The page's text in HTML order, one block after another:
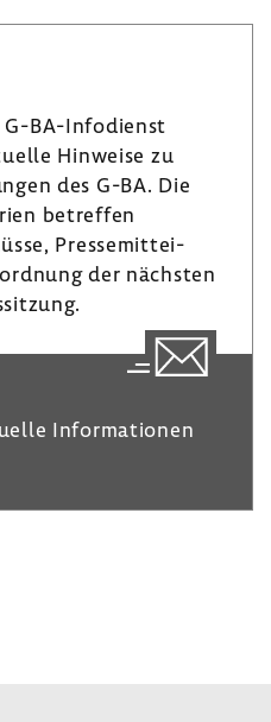
​BA-Infodienst
Hinweise zu
des G-BA. Die
betreffen
Pres­se­mit­tei­
der nächsten
Infor­ma­tionen